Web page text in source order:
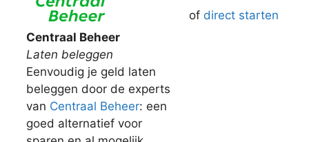
Centraal Beheer
Laten beleggen
Eenvoudig je geld laten
beleggen door de experts
van Centraal Beheer: een
goed alternatief voor
of direct starten